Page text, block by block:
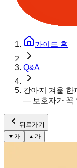
가이드 홈
Q&A
강아지 겨울 한
— 보호자가 꼭
뒤로가기
▼ 가 ▲ 가